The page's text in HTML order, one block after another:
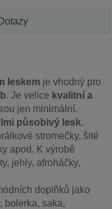
Dotazy
leskem je vhodný pro
. Je velice kvalitní a
jen minimální.
působivý lesk.
stromečky, šité
apod. K výrobě
jehly, afroháčky,
doplňků jako
bolerka, saka,